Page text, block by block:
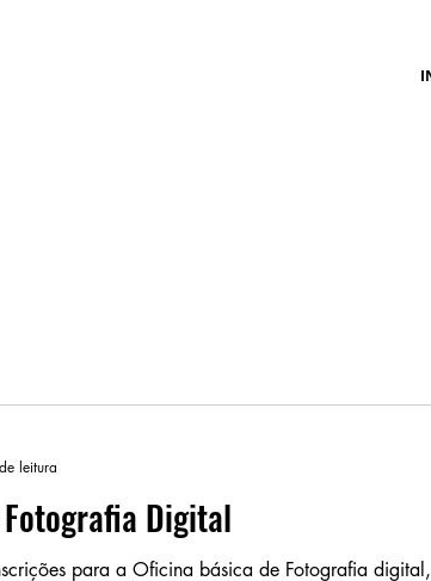
Digital
para a Oficina básica de Fotografia
leitura